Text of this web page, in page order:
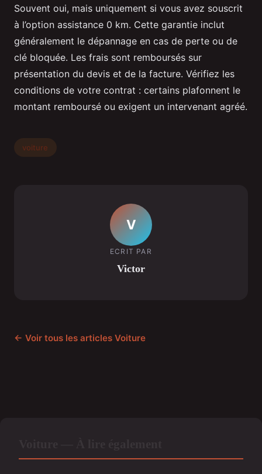
Souvent oui, mais uniquement si vous avez souscrit
à l’option assistance 0 km. Cette garantie inclut
généralement le dépannage en cas de perte ou de
clé bloquée. Les frais sont remboursés sur
présentation du devis et de la facture. Vérifiez les
conditions de votre contrat : certains plafonnent le
montant remboursé ou exigent un intervenant agréé.
voiture
V
ECRIT PAR
Victor
← Voir tous les articles Voiture